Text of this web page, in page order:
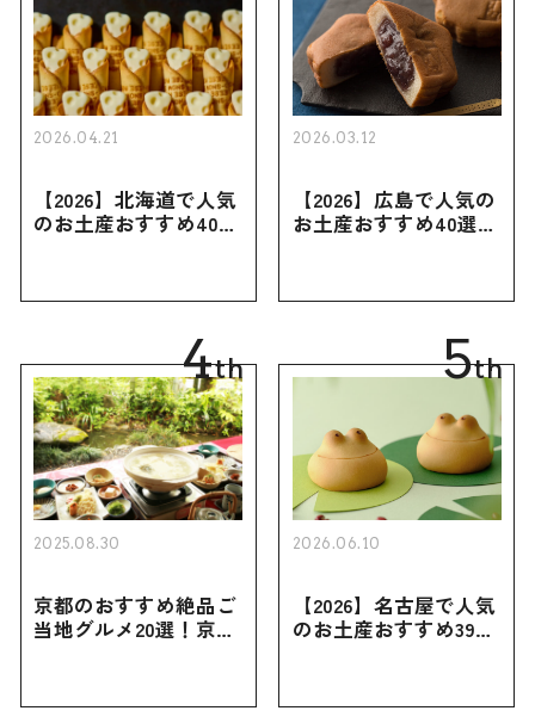
2026.04.21
【2026】北海道で人気
のお土産おすすめ40選
買えない限定品、女性
2026.03.12
【2026】広島で人気の
お土産おすすめ40選｜
き用、女性向けまで幅
4th
2025.08.30
京都のおすすめ絶品ご
当地グルメ20選！京都
5th
2026.06.10
【2026】名古屋で人気
のお土産おすすめ39選
お土産・ばらまき用ま